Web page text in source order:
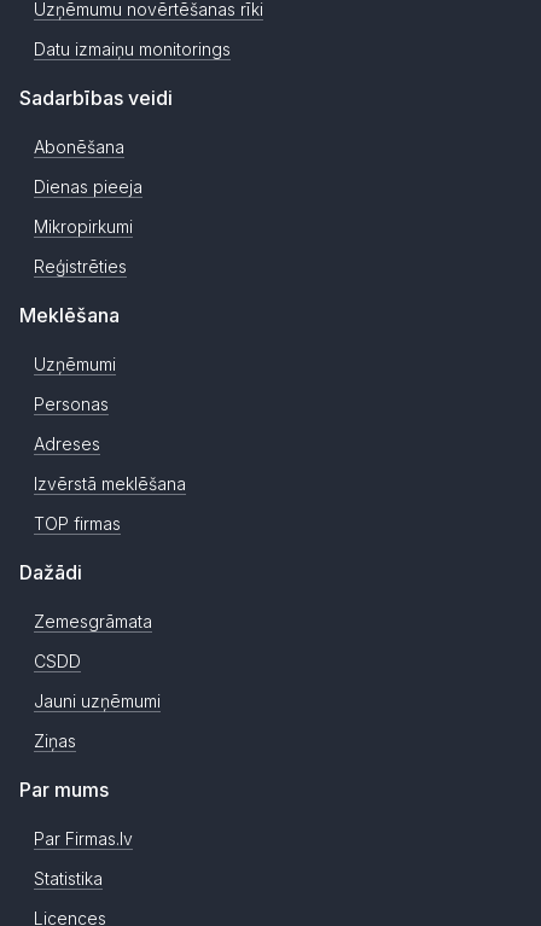
Uzņēmumu novērtēšanas rīki
Datu izmaiņu monitorings
Sadarbības veidi
Abonēšana
Dienas pieeja
Mikropirkumi
Reģistrēties
Meklēšana
Uzņēmumi
Personas
Adreses
Izvērstā meklēšana
TOP firmas
Dažādi
Zemesgrāmata
CSDD
Jauni uzņēmumi
Ziņas
Par mums
Par Firmas.lv
Statistika
Licences